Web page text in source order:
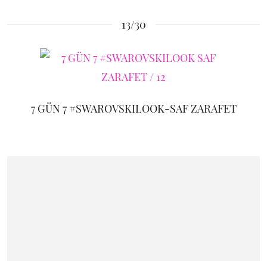
13/30
7 GÜN 7 #SWAROVSKILOOK-SAF ZARAFET